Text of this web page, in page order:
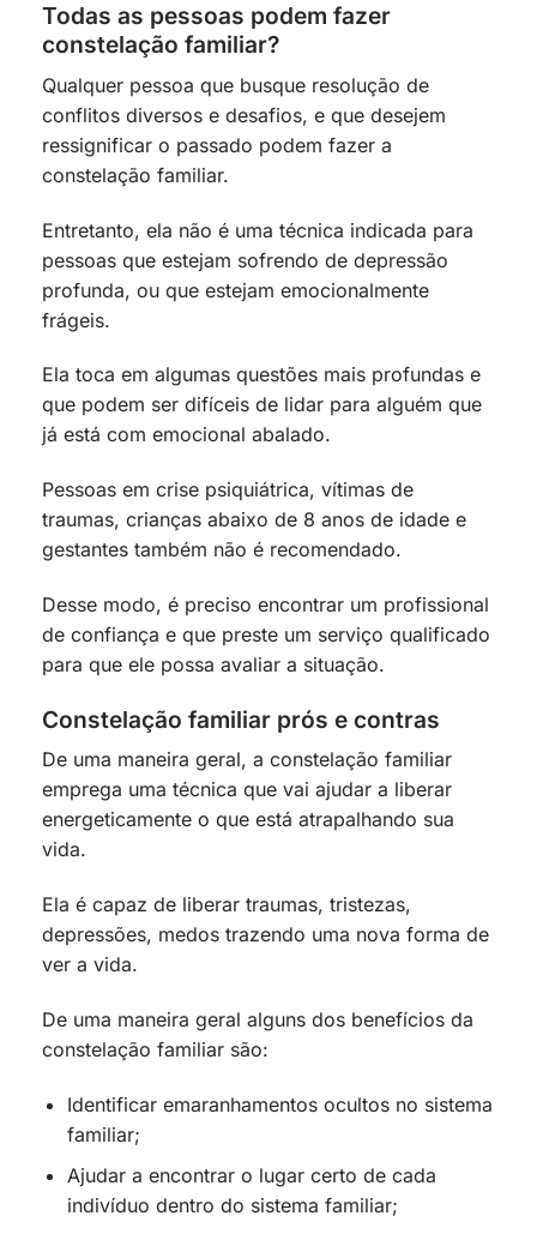
Todas as pessoas podem fazer
constelação familiar?
Qualquer pessoa que busque resolução de
conflitos diversos e desafios, e que desejem
ressignificar o passado podem fazer a
constelação familiar.
Entretanto, ela não é uma técnica indicada para
pessoas que estejam sofrendo de depressão
profunda, ou que estejam emocionalmente
frágeis.
Ela toca em algumas questões mais profundas e
que podem ser difíceis de lidar para alguém que
já está com emocional abalado.
Pessoas em crise psiquiátrica, vítimas de
traumas, crianças abaixo de 8 anos de idade e
gestantes também não é recomendado.
Desse modo, é preciso encontrar um profissional
de confiança e que preste um serviço qualificado
para que ele possa avaliar a situação.
Constelação familiar prós e contras
De uma maneira geral, a constelação familiar
emprega uma técnica que vai ajudar a liberar
energeticamente o que está atrapalhando sua
vida.
Ela é capaz de liberar traumas, tristezas,
depressões, medos trazendo uma nova forma de
ver a vida.
De uma maneira geral alguns dos benefícios da
constelação familiar são:
Identificar emaranhamentos ocultos no sistema
familiar;
Ajudar a encontrar o lugar certo de cada
indivíduo dentro do sistema familiar;